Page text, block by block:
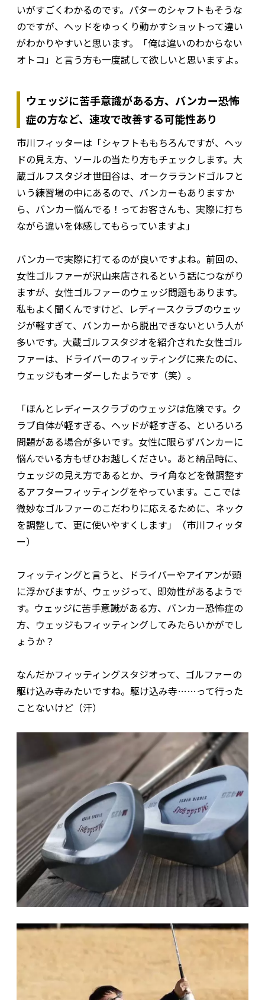
いがすごくわかるのです。パターのシャフトもそうな
のですが、ヘッドをゆっくり動かすショットって違い
がわかりやすいと思います。「俺は違いのわからない
オトコ」と言う方も一度試して欲しいと思いますよ。
ウェッジに苦手意識がある方、バンカー恐怖
症の方など、速攻で改善する可能性あり
市川フィッターは「シャフトももちろんですが、ヘッ
ドの見え方、ソールの当たり方もチェックします。大
蔵ゴルフスタジオ世田谷は、オークラランドゴルフと
いう練習場の中にあるので、バンカーもありますか
ら、バンカー悩んでる！ってお客さんも、実際に打ち
ながら違いを体感してもらっていますよ」
バンカーで実際に打てるのが良いですよね。前回の、
女性ゴルファーが沢山来店されるという話につながり
ますが、女性ゴルファーのウェッジ問題もあります。
私もよく聞くんですけど、レディースクラブのウェッ
ジが軽すぎて、バンカーから脱出できないという人が
多いです。大蔵ゴルフスタジオを紹介された女性ゴル
ファーは、ドライバーのフィッティングに来たのに、
ウェッジもオーダーしたようです（笑）。
「ほんとレディースクラブのウェッジは危険です。ク
ラブ自体が軽すぎる、ヘッドが軽すぎる、といろいろ
問題がある場合が多いです。女性に限らずバンカーに
悩んでいる方もぜひお越しください。あと納品時に、
ウェッジの見え方であるとか、ライ角などを微調整す
るアフターフィッティングをやっています。ここでは
微妙なゴルファーのこだわりに応えるために、ネック
を調整して、更に使いやすくします」（市川フィッタ
ー）
フィッティングと言うと、ドライバーやアイアンが頭
に浮かびますが、ウェッジって、即効性があるようで
す。ウェッジに苦手意識がある方、バンカー恐怖症の
方、ウェッジもフィッティングしてみたらいかがでし
ょうか？
なんだかフィッティングスタジオって、ゴルファーの
駆け込み寺みたいですね。駆け込み寺……って行った
ことないけど（汗）